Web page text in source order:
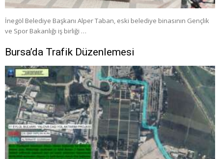
İnegöl Belediye Başkanı Alper Taban, eski belediye binasının Gençlik
ve Spor Bakanlığı iş birliği …
Bursa’da Trafik Düzenlemesi